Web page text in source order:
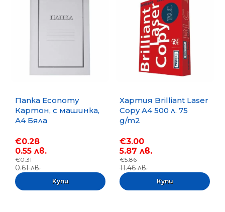
Папка Economy
Картон, с машинка,
А4 Бяла
€0.28
0.55 лв.
€0.31
0.61 лв.
Хартия Brilliant Laser
Copy A4 500 л. 75
g/m2
€3.00
5.87 лв.
€5.86
11.46 лв.